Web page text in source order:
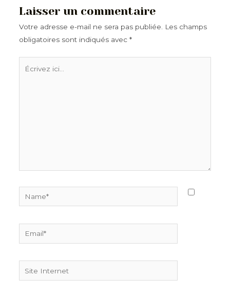
Laisser un commentaire
Votre adresse e-mail ne sera pas publiée.
Les champs
obligatoires sont indiqués avec *
Site
Internet